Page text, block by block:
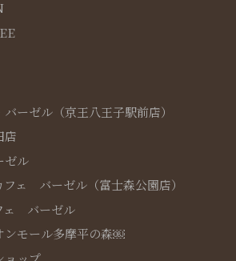
ーゼル（京王八王子駅前店）
店
ル
フェ バーゼル（富士森公園店）
ェ バーゼル
モール多摩平の森￼